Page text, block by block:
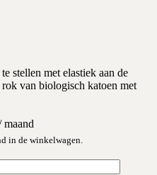
stellen met elastiek aan de
van biologisch katoen met
maand
in de winkelwagen.